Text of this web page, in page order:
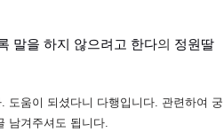
말을 하지 않으려고 한다의 정원딸
도움이 되셨다니 다행입니다. 관련하여 궁
남겨주셔도 됩니다.